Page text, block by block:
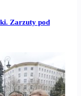
Zarzuty pod